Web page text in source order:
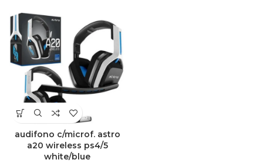
audifono c/microf. astro
a20 wireless ps4/5
white/blue